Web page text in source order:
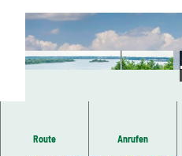
Route Anrufen
Klassenfahrt mit Fun & Action